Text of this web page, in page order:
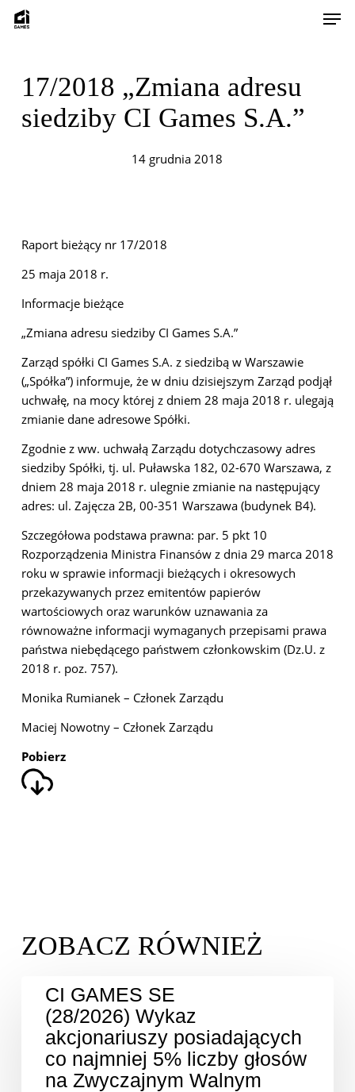
Skip
17/2018 „Zmiana adresu
siedziby CI Games S.A.”
14 grudnia 2018
Raport bieżący nr 17/2018
25 maja 2018 r.
Informacje bieżące
„Zmiana adresu siedziby CI Games S.A.”
Zarząd spółki CI Games S.A. z siedzibą w Warszawie
(„Spółka”) informuje, że w dniu dzisiejszym Zarząd podjął
uchwałę, na mocy której z dniem 28 maja 2018 r. ulegają
zmianie dane adresowe Spółki.
Zgodnie z ww. uchwałą Zarządu dotychczasowy adres
siedziby Spółki, tj. ul. Puławska 182, 02-670 Warszawa, z
dniem 28 maja 2018 r. ulegnie zmianie na następujący
adres: ul. Zajęcza 2B, 00-351 Warszawa (budynek B4).
Szczegółowa podstawa prawna: par. 5 pkt 10
Rozporządzenia Ministra Finansów z dnia 29 marca 2018
roku w sprawie informacji bieżących i okresowych
przekazywanych przez emitentów papierów
wartościowych oraz warunków uznawania za
równoważne informacji wymaganych przepisami prawa
państwa niebędącego państwem członkowskim (Dz.U. z
2018 r. poz. 757).
Monika Rumianek – Członek Zarządu
Maciej Nowotny – Członek Zarządu
Pobierz
CI GAMES SE
(28/2026) Wykaz
akcjonariuszy posiadających
co najmniej 5% liczby głosów
na Zwyczajnym Walnym